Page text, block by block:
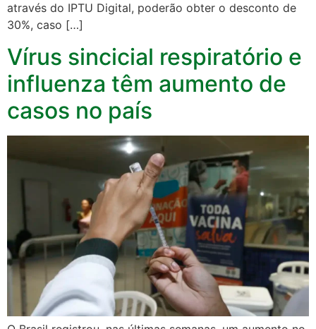
através do IPTU Digital, poderão obter o desconto de
30%, caso […]
Vírus sincicial respiratório e
influenza têm aumento de
casos no país